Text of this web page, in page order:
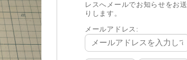
レスへメールでお知らせをお送
りします。
メールアドレス: